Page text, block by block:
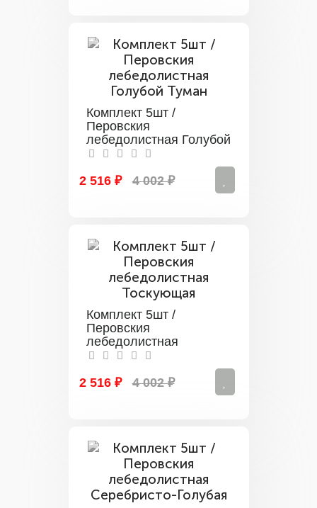
Комплект 5шт /
Перовския
лебедолистная Голубой
Туман
2 516 ₽
4 002 ₽
Комплект 5шт /
Перовския
лебедолистная
Тоскующая
2 516 ₽
4 002 ₽